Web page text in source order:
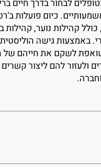
לבחור בדרך חיים בריאה
כיום פועלות
קהילות נוער, קהילות
גישה הוליסטית
לשקם את חייהם של
להם ליצור קשרים